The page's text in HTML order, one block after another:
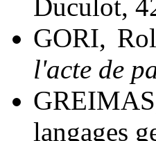
Duculot,
GORI,
l'acte de
langages